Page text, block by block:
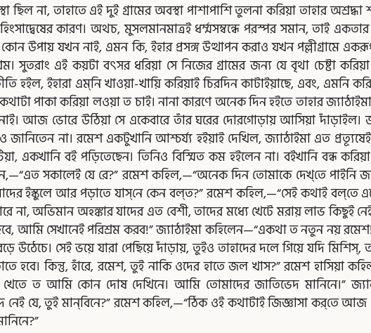
না, তাহাতে এই দুই গ্রামের অবস্থা পাশাপাশি তুলনা করিয়া তাহার অশ্রদ্ধা
কারণ। অথচ, মুসলমানমাত্রই ধর্ম্মসম্বন্ধে পরস্পর সমান, তাই
উপায় যখন নাই, এমন কি, ইহার প্রসঙ্গ উত্থাপন করাও যখন পল্লীগ্রামে
সুতরাং এই কয়টা বৎসর ধরিয়া সে নিজের গ্রামের জন্য যে বৃথা চেষ্টা
হইল, ইহারা এম্‌নি খাওয়া-খায়ি করিয়াই চিরদিন কাটাইয়াছে, এবং, এমনি
পাকা করিয়া লওয়া ত চাই। নানা কারণে অনেক দিন হইতে তাহার জ্যাঠাইমার
আজ ভোরে উঠিয়া সে একেবারে তাঁর ঘরের দোরগোড়ায় আসিয়া দাঁড়াইল।
না। রমেশ একটুখানি আশ্চর্য্য হইয়াই দেখিল, জ্যাঠাইমা এত প্রত্যূষেই
বই পড়িতেছেন। তিনিও বিস্মিত কম হইলেন না। বইখানি বন্ধ
সকালেই যে রে?” রমেশ কহিল,—“অনেক দিন তোমাকে দেখ্‌তে পাইনি
ইস্কুলে আর পড়াতে যাস্‌নে কেন বল্‌ত?” রমেশ কহিল,—“সেই কথাই বল্‌তে
না, অভিমান অহঙ্কার যাদের এত বেশী, তাদের মধ্যে খেটে মরায় লাভ কিছুই
হবে, আমি সেখানেই পরিশ্রম করব!” জ্যাঠাইমা কহিলেন—“একথা ত নতুন নয়
উঠেচে। সেই ভয়ে যারা পেছিয়ে দাঁড়ায়, তুইও তাহাদের দলে গিয়ে যদি
হবে। কিন্তু, হাঁরে, রমেশ, তুই নাকি ওদের হাতে জল খাস?” রমেশ হাসিয়া
ত আমি কোন দোষ দেখিনে। আমি তোমাদের জাতিভেদ মানিনে।”
নেই যে, তুই মান্‌বিনে?” রমেশ কহিল,—“ঠিক ওই কথাটাই জিজ্ঞাসা কর্‌তে আজ